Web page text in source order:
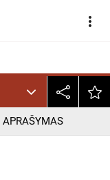
more_vert
APRAŠYMAS